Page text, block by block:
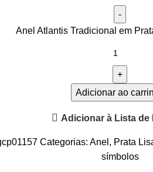
Anel Atlantis Tradicional em
Adicionar ao
Adicionar à Lista de
Categorias: Anel , Prata
símbolos